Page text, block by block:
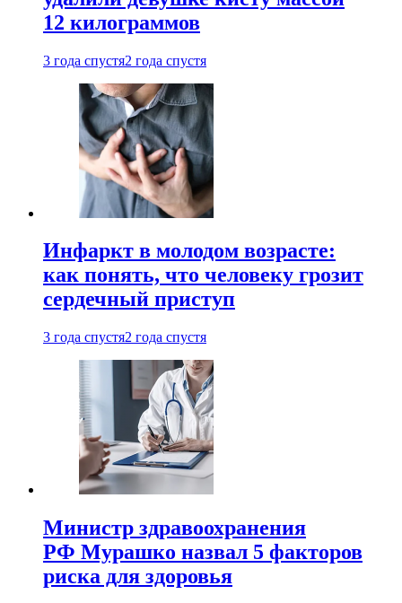
12 килограммов
3 года спустя2 года спустя
Инфаркт в молодом возрасте:
как понять, что человеку грозит
сердечный приступ
3 года спустя2 года спустя
Министр здравоохранения
РФ Мурашко назвал 5 факторов
риска для здоровья